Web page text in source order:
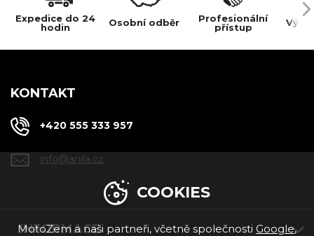
Expedice do 24
hodin
Osobní odběr
Profesionální
přístup
KONTAKT
+420 555 333 957
info@anila.cz
INFORMACE
COOKIES
MotoZem a naši partneři, včetně společnosti Google,